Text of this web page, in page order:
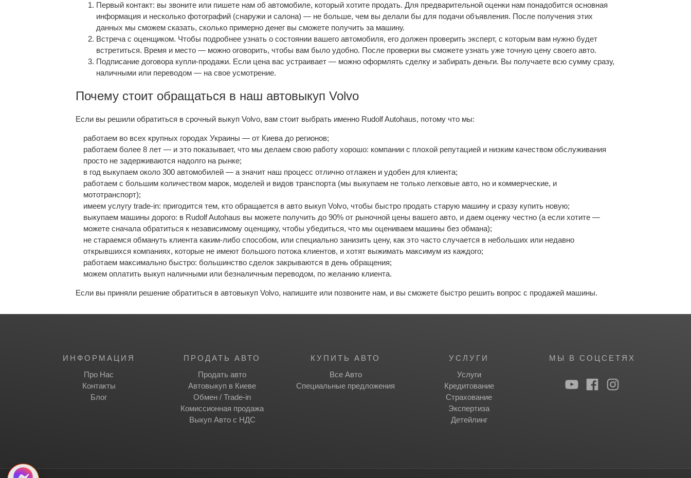
Первый контакт: вы звоните или пишете нам об автомобиле, который хотите продать. Для предварительной оценки нам понадобится основная
информация и несколько фотографий (снаружи и салона) — не больше, чем вы делали бы для подачи объявления. После получения этих
данных мы сможем сказать, сколько примерно денег вы сможете получить за машину.
Встреча с оценщиком. Чтобы подробнее узнать о состоянии вашего автомобиля, его должен проверить эксперт, с которым вам нужно будет
встретиться. Время и место — можно оговорить, чтобы вам было удобно. После проверки вы сможете узнать уже точную цену своего авто.
Подписание договора купли-продажи. Если цена вас устраивает — можно оформлять сделку и забирать деньги. Вы получаете всю сумму сразу,
наличными или переводом — на свое усмотрение.
Почему стоит обращаться в наш автовыкуп Volvo
Если вы решили обратиться в срочный выкуп Volvo, вам стоит выбрать именно Rudolf Autohaus, потому что мы:
работаем во всех крупных городах Украины — от Киева до регионов;
работаем более 8 лет — и это показывает, что мы делаем свою работу хорошо: компании с плохой репутацией и низким качеством обслуживания
просто не задерживаются надолго на рынке;
в год выкупаем около 300 автомобилей — а значит наш процесс отлично отлажен и удобен для клиента;
работаем с большим количеством марок, моделей и видов транспорта (мы выкупаем не только легковые авто, но и коммерческие, и
мототранспорт);
имеем услугу trade-in: пригодится тем, кто обращается в авто выкуп Volvo, чтобы быстро продать старую машину и сразу купить новую;
выкупаем машины дорого: в Rudolf Autohaus вы можете получить до 90% от рыночной цены вашего авто, и даем оценку честно (а если хотите —
можете сначала обратиться к независимому оценщику, чтобы убедиться, что мы оцениваем машины без обмана);
не стараемся обмануть клиента каким-либо способом, или специально занизить цену, как это часто случается в небольших или недавно
открывшихся компаниях, которые не имеют большого потока клиентов, и хотят выжимать максимум из каждого;
работаем максимально быстро: большинство сделок закрываются в день обращения;
можем оплатить выкуп наличными или безналичным переводом, по желанию клиента.
Если вы приняли решение обратиться в автовыкуп Volvo, напишите или позвоните нам, и вы сможете быстро решить вопрос с продажей машины.
ИНФОРМАЦИЯ
Про Нас
Контакты
Блог
ПРОДАТЬ АВТО
Продать авто
Автовыкуп в Киеве
Обмен / Trade-in
Комиссионная продажа
Выкуп Авто с НДС
КУПИТЬ АВТО
Все Авто
Специальные предложения
УСЛУГИ
Услуги
Кредитование
Страхование
Экспертиза
Детейлинг
МЫ В СОЦСЕТЯХ